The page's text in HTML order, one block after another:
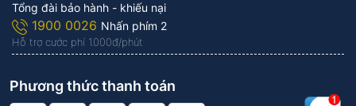
Tổng đài bảo hành - khiếu nại
1900 0026 Nhấn phím 2
Hỗ trợ cước phí 1.000đ/phút
Phương thức thanh toán